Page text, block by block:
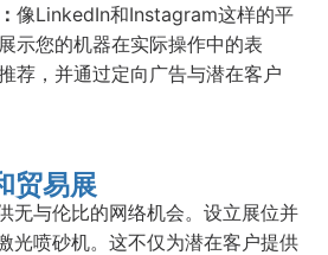
像LinkedIn和Instagram这样的平
示您的机器在实际操作中的表
荐，并通过定向广告与潜在客户
贸易展
无与伦比的网络机会。设立展位并
光喷砂机。这不仅为潜在客户提供